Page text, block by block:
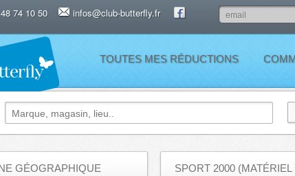
74 10 50 infos@club-butterfly.fr
TOUTES MES RÉDUCTIONS
SPORT 2000 (MATÉRIEL
GÉOGRAPHIQUE